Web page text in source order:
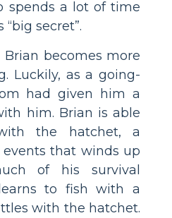
spends a lot of time
secret”.
Brian becomes more
Luckily, as a going-
had given him a
him. Brian is able
the hatchet, a
that winds up
of his survival
to fish with a
with the hatchet.